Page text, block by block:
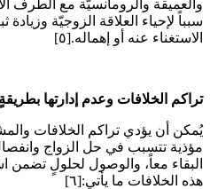
والعميقة والرومانسيّة مع الطرف
سبباً لإحياء العلاقة الزوجيّة وزيادة
الاستغناء عنه أو إهماله.[٥]
تراكم الخلافات وعدم إدارتها
يُمكن أن يؤدي تراكم الخلافات
مؤذية تتسبب في حل الزواج
البقاء معاً، والوصول لحلولٍ تضمن
هذه الخلافات ما يأتي:[٦]